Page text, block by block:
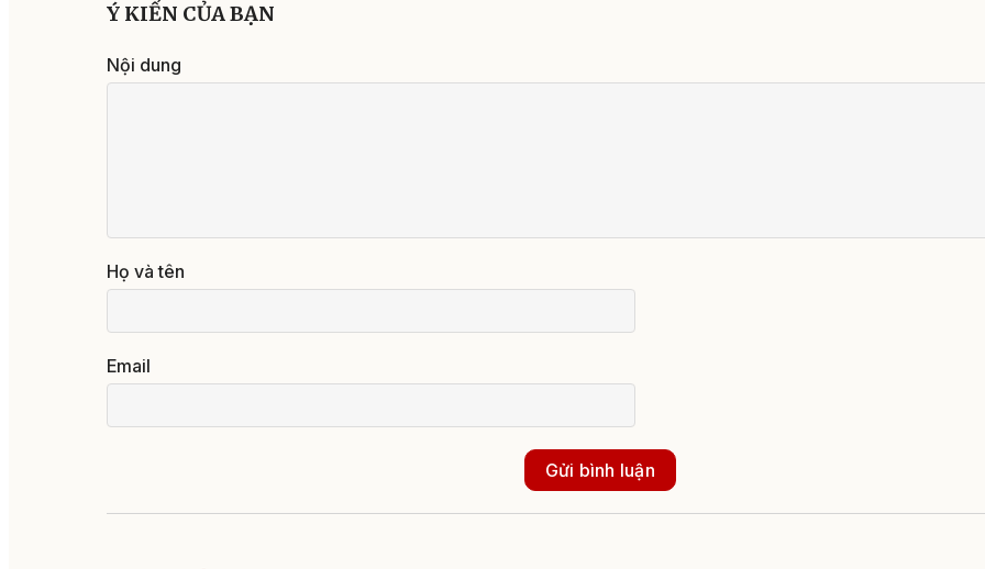
Ý KIẾN CỦA BẠN
Nội dung
Họ và tên
Email
Gửi bình luận